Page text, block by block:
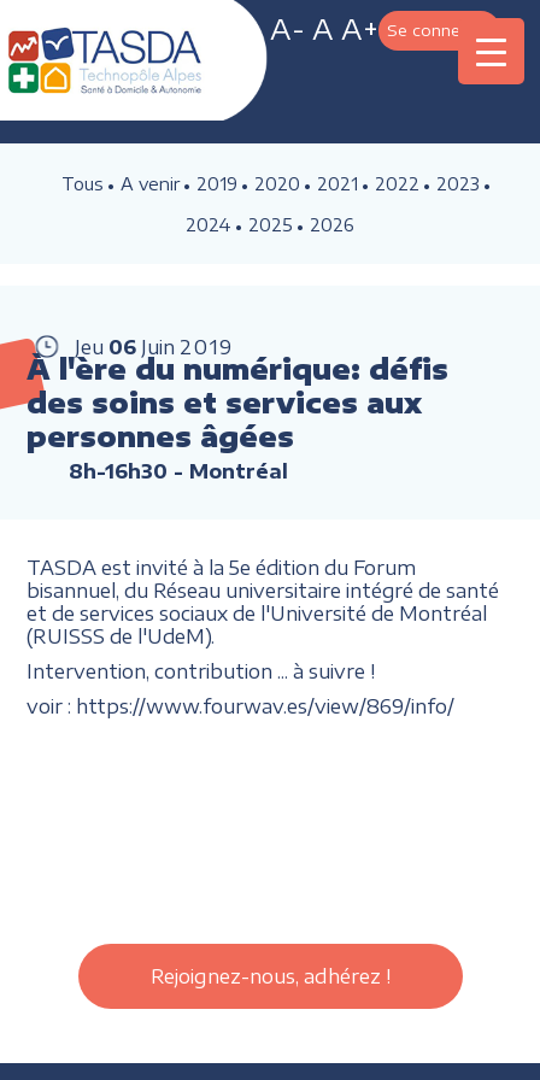
A- A A+ Se connecter
Tous A venir 2019 2020 2021 2022
2023
2024
2025 2026
Jeu 06 Juin 2019
À l'ère du numérique: défis
des soins et services aux
personnes âgées
8h-16h30 - Montréal
TASDA est invité à la 5e édition du Forum
bisannuel, du Réseau universitaire intégré de santé
et de services sociaux de l'Université de Montréal
(RUISSS de l'UdeM).
Intervention, contribution ... à suivre !
voir : https://www.fourwav.es/view/869/info/
Rejoignez-nous, adhérez !